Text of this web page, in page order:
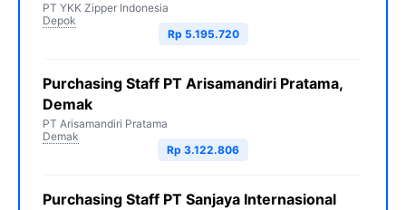
PT YKK Zipper Indonesia
Depok
Rp 5.195.720
Purchasing Staff PT Arisamandiri Pratama,
Demak
PT Arisamandiri Pratama
Demak
Rp 3.122.806
Purchasing Staff PT Sanjaya Internasional